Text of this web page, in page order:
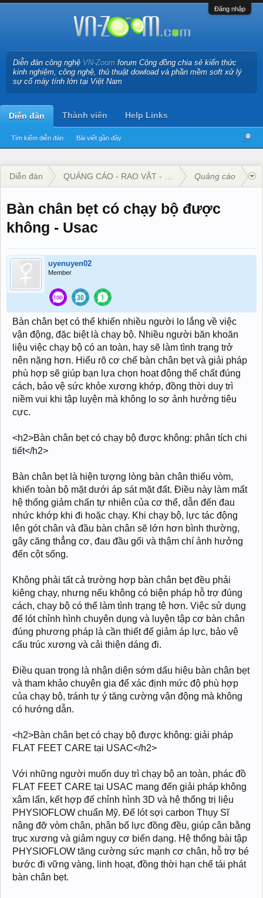
Đăng nhập
Diễn đàn công nghệ VN-Zoom forum Cộng đồng chia sẻ kiến thức
kinh nghiệm, công nghệ, thủ thuật dowload và phần mềm soft xử lý
sự cố máy tính lớn tại Việt Nam
Diễn đàn
Tìm kiếm diễn đàn Bài viết gần đây
Thành viên Help Links
Diễn đàn QUẢNG CÁO - RAO VẶT - KINH DOANHQuảng cáo
Bàn chân bẹt có chạy bộ được
không - Usac
uyenuyen02
Member
Bàn chân bẹt có thể khiến nhiều người lo lắng về việc
vận động, đặc biệt là chạy bộ. Nhiều người băn khoăn
liệu việc chạy bộ có an toàn, hay sẽ làm tình trạng trở
nên nặng hơn. Hiểu rõ cơ chế bàn chân bẹt và giải pháp
phù hợp sẽ giúp bạn lựa chọn hoạt động thể chất đúng
cách, bảo vệ sức khỏe xương khớp, đồng thời duy trì
niềm vui khi tập luyện mà không lo sợ ảnh hưởng tiêu
cực.
<h2>Bàn chân bẹt có chạy bộ được không: phân tích chi
tiết</h2>
Bàn chân bẹt là hiện tượng lòng bàn chân thiếu vòm,
khiến toàn bộ mặt dưới áp sát mặt đất. Điều này làm mất
hệ thống giảm chấn tự nhiên của cơ thể, dẫn đến đau
nhức khớp khi đi hoặc chạy. Khi chạy bộ, lực tác động
lên gót chân và đầu bàn chân sẽ lớn hơn bình thường,
gây căng thẳng cơ, đau đầu gối và thậm chí ảnh hưởng
đến cột sống.
Không phải tất cả trường hợp bàn chân bẹt đều phải
kiêng chạy, nhưng nếu không có biện pháp hỗ trợ đúng
cách, chạy bộ có thể làm tình trạng tệ hơn. Việc sử dụng
đế lót chỉnh hình chuyên dụng và luyện tập cơ bàn chân
đúng phương pháp là cần thiết để giảm áp lực, bảo vệ
cấu trúc xương và cải thiện dáng đi.
Điều quan trọng là nhận diện sớm dấu hiệu bàn chân bẹt
và tham khảo chuyên gia để xác định mức độ phù hợp
của chạy bộ, tránh tự ý tăng cường vận động mà không
có hướng dẫn.
<h2>Bàn chân bẹt có chạy bộ được không: giải pháp
FLAT FEET CARE tại USAC</h2>
Với những người muốn duy trì chạy bộ an toàn, phác đồ
FLAT FEET CARE tại USAC mang đến giải pháp không
xâm lấn, kết hợp đế chỉnh hình 3D và hệ thống trị liệu
PHYSIOFLOW chuẩn Mỹ. Đế lót sợi carbon Thụy Sĩ
nâng đỡ vòm chân, phân bổ lực đồng đều, giúp cân bằng
trục xương và giảm nguy cơ biến dạng. Hệ thống bài tập
PHYSIOFLOW tăng cường sức mạnh cơ chân, hỗ trợ bé
bước đi vững vàng, linh hoạt, đồng thời hạn chế tái phát
bàn chân bẹt.